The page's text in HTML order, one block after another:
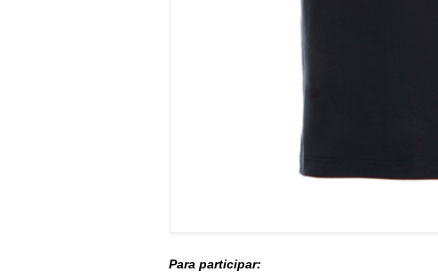
Para participar: